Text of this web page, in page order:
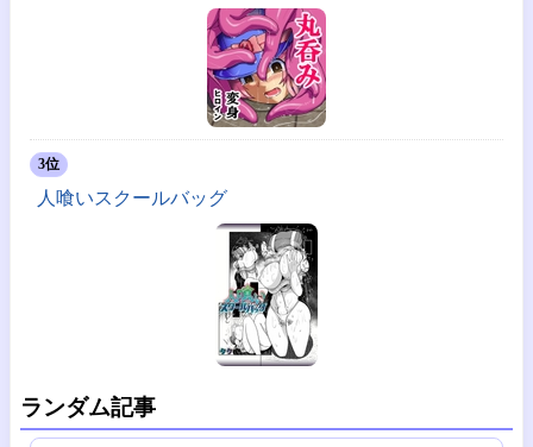
3位
人喰いスクールバッグ
ランダム記事